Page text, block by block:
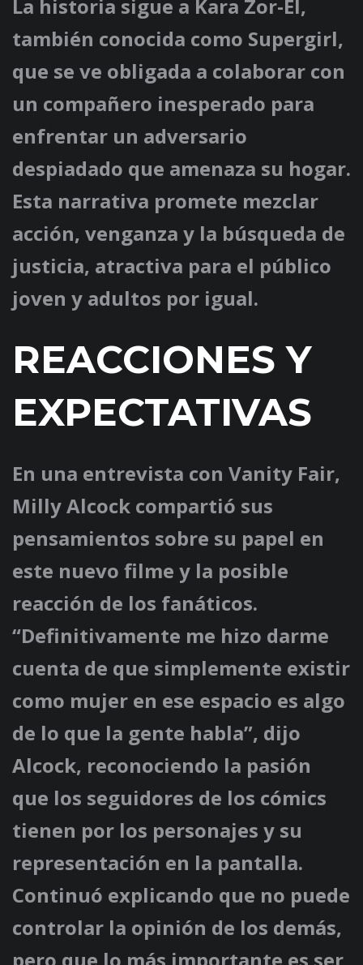
La historia sigue a Kara Zor-El,
también conocida como Supergirl,
que se ve obligada a colaborar con
un compañero inesperado para
enfrentar un adversario
despiadado que amenaza su hogar.
Esta narrativa promete mezclar
acción, venganza y la búsqueda de
justicia, atractiva para el público
joven y adultos por igual.
REACCIONES Y
EXPECTATIVAS
En una entrevista con Vanity Fair,
Milly Alcock compartió sus
pensamientos sobre su papel en
este nuevo filme y la posible
reacción de los fanáticos.
“Definitivamente me hizo darme
cuenta de que simplemente existir
como mujer en ese espacio es algo
de lo que la gente habla”, dijo
Alcock, reconociendo la pasión
que los seguidores de los cómics
tienen por los personajes y su
representación en la pantalla.
Continuó explicando que no puede
controlar la opinión de los demás,